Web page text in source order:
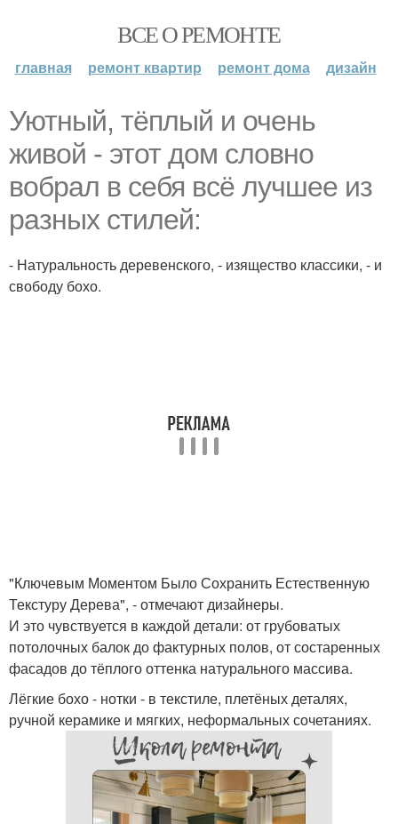
ВСЕ О РЕМОНТЕ
главная ремонт квартир ремонт дома дизайн
Уютный, тёплый и очень
живой - этот дом словно
вобрал в себя всё лучшее из
разных стилей:
- Натуральность деревенского, - изящество классики, - и
свободу бохо.
"Ключевым Моментом Было Сохранить Естественную
Текстуру Дерева", - отмечают дизайнеры.
И это чувствуется в каждой детали: от грубоватых
потолочных балок до фактурных полов, от состаренных
фасадов до тёплого оттенка натурального массива.
Лёгкие бохо - нотки - в текстиле, плетёных деталях,
ручной керамике и мягких, неформальных сочетаниях.